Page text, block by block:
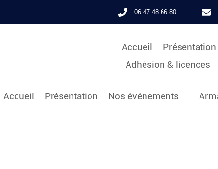
06 47 48 66 80 |
Accueil
Présentation
Adhésion & licences
Accueil Présentation Nos événements